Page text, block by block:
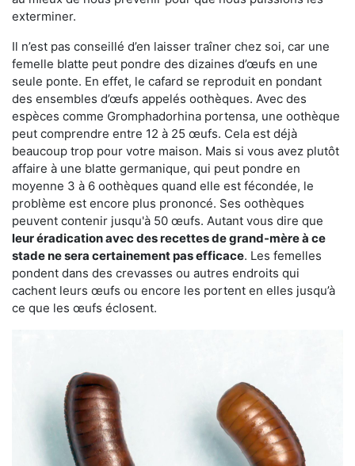
exterminer.
Il n’est pas conseillé d’en laisser traîner chez soi, car une
femelle blatte peut pondre des dizaines d’œufs en une
seule ponte. En effet, le cafard se reproduit en pondant
des ensembles d’œufs appelés oothèques. Avec des
espèces comme Gromphadorhina portensa, une oothèque
peut comprendre entre 12 à 25 œufs. Cela est déjà
beaucoup trop pour votre maison. Mais si vous avez plutôt
affaire à une blatte germanique, qui peut pondre en
moyenne 3 à 6 oothèques quand elle est fécondée, le
problème est encore plus prononcé. Ses oothèques
peuvent contenir jusqu'à 50 œufs. Autant vous dire que
leur éradication avec des recettes de grand-mère à ce
stade ne sera certainement pas efficace. Les femelles
pondent dans des crevasses ou autres endroits qui
cachent leurs œufs ou encore les portent en elles jusqu’à
ce que les œufs éclosent.